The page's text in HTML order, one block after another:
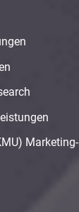
Marketing-